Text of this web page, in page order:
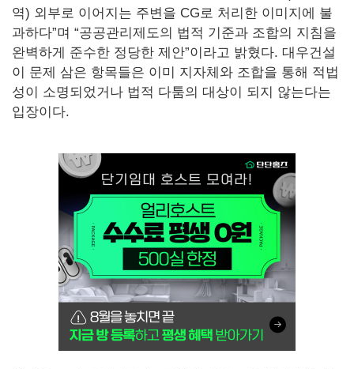
역) 외부로 이어지는 주변을 CG로 처리한 이미지에 불
과하다”며 “공공관리제도의 법적 기준과 조합의 지침을
완벽하게 준수한 정당한 제안”이라고 밝혔다. 대우건설
이 문제 삼은 항목들은 이미 지자체와 조합을 통해 적법
성이 소명되었거나 법적 다툼의 대상이 되지 않는다는
입장이다.